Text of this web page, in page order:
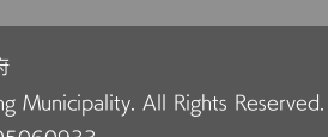
Municipality. All Rights Reserved.